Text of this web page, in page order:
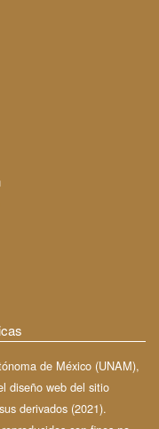
de México (UNAM),
diseño web del sitio
derivados (2021).